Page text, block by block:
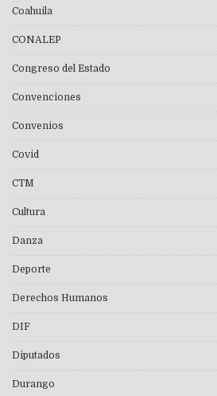
Coahuila
CONALEP
Congreso del Estado
Convenciones
Convenios
Covid
CTM
Cultura
Danza
Deporte
Derechos Humanos
DIF
Diputados
Durango